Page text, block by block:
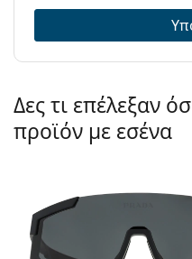
Δες τι επέλεξαν
προϊόν με εσένα